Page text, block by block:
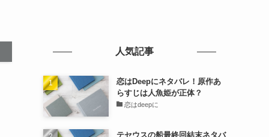
人気記事
恋はDeepにネタバレ！原作あ
らすじは人魚姫が正体？
恋はdeepに
テセウスの船最終回結末ネタバ